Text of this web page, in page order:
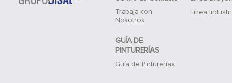
Trabaja con
Nosotros
GUÍA DE
PINTURERÍAS
Guía de Pinturerías
Línea